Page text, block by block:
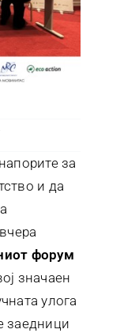
за
и да
форум
значаен
улога
заедници